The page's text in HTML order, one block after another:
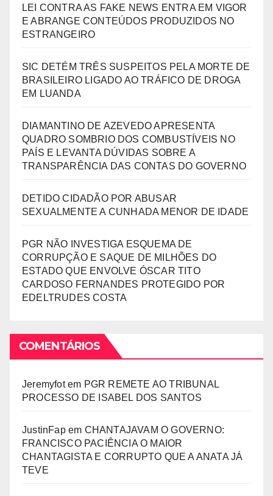
LEI CONTRA AS FAKE NEWS ENTRA EM VIGOR
E ABRANGE CONTEÚDOS PRODUZIDOS NO
ESTRANGEIRO
SIC DETÉM TRÊS SUSPEITOS PELA MORTE DE
BRASILEIRO LIGADO AO TRÁFICO DE DROGA
EM LUANDA
DIAMANTINO DE AZEVEDO APRESENTA
QUADRO SOMBRIO DOS COMBUSTÍVEIS NO
PAÍS E LEVANTA DÚVIDAS SOBRE A
TRANSPARÊNCIA DAS CONTAS DO GOVERNO
DETIDO CIDADÃO POR ABUSAR
SEXUALMENTE A CUNHADA MENOR DE IDADE
PGR NÃO INVESTIGA ESQUEMA DE
CORRUPÇÃO E SAQUE DE MILHÕES DO
ESTADO QUE ENVOLVE ÓSCAR TITO
CARDOSO FERNANDES PROTEGIDO POR
EDELTRUDES COSTA
COMENTÁRIOS
Jeremyfotem PGR REMETE AO TRIBUNAL
PROCESSO DE ISABEL DOS SANTOS
JustinFapem CHANTAJAVAM O GOVERNO:
FRANCISCO PACIÊNCIA O MAIOR
CHANTAGISTA E CORRUPTO QUE A ANATA JÁ
TEVE